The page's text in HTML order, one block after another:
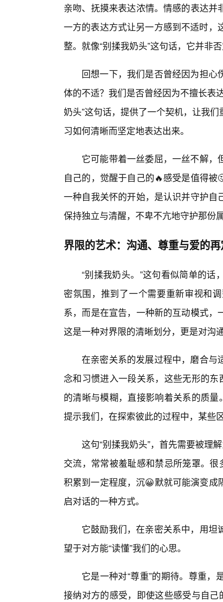
亲吻、抚摸来表达浓情。情感的表达
一方的表达方式让另一方感到不适时
整。就像“别揉我奶头”这句话，它并非
回想一下，我们是否曾经因为担
体的不适？我们是否曾经因为不擅长表
奶头”这句话，提供了一个契机，让我
习如何清晰而坚定地表达出来。
它可能带着一丝委屈，一丝不解
自己的，觉醒于自己的🔥感受是值得
一种自我关怀的开始，是认识并守护
保持独立与清醒，不卑不亢地守护那份
界限的艺术：沟通、尊重与爱的
“别揉我奶头。”这句看似简单的
密氛围，推到了一个需要重新审视和
系，而是在宣告，一种新的互动模式
这是一种对界限的清晰划分，更是对沟
在亲密关系的发展过程中，磨合与
念和习惯进入一段关系，这些无形的
的清晰与模糊，直接影响着关系的质
提示我们，在探索彼此的过程中，某些
这句“别揉我奶头”，首先需要被理
交流，常常被羞耻感和禁忌所笼罩。
积累到一定程度，沉😀默就可能演变
启对话的一种方式。
它鼓励我们，在亲密关系中，用
望于对方能“读懂”我们的心思。
它是一种对“尊重”的期待。尊重
接纳对方的感受，即使这些感受与自